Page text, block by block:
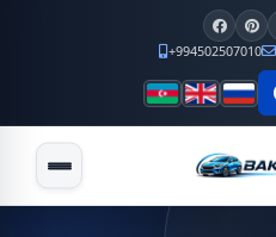
+994502507010